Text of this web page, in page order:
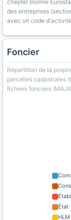
cheptel (norme
des entreprises
avec un code
Foncier
Répartition de la
parcelles cadastrales
fichiers fonciers
État